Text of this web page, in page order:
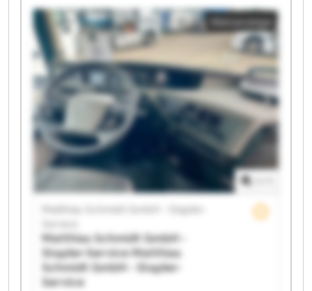
Service Matthias Schmidt GmbH - Stapler-Service
Matthias Schmidt GmbH - Stapler-Service Matthias
Schmidt GmbH - Stapler-Service Matthias Schmidt
GmbH - Stapler-Service Matthias Schmidt GmbH -
Stapler-Service Matthias Schmidt GmbH - Stapler-
Service Matthias Schmidt GmbH - Stapler-Service
Matthias Schmidt GmbH - Stapler-Service Matthias
Schmidt GmbH - Stapler-Service Matthias Schmidt
GmbH - Stapler-Service Matthias Schmidt GmbH -
Stapler-Service Matthias Schmidt GmbH - Stapler-
Service Matthias Schmidt GmbH - Stapler-Service
Matthias Schmidt GmbH - Stapler-Service Matthias
Schmidt GmbH - Stapler-Service
Kleinanzeige
Matthias Schmidt GmbH - Stapler-
Matthias Schmidt GmbH -
Stapler-ServiceMatthias
Schmidt GmbH - Stapler-
Service